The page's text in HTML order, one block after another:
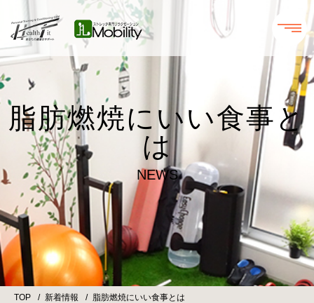
脂肪燃焼にいい食事と
は
NEWS
TOP 新着情報 脂肪燃焼にいい食事とは